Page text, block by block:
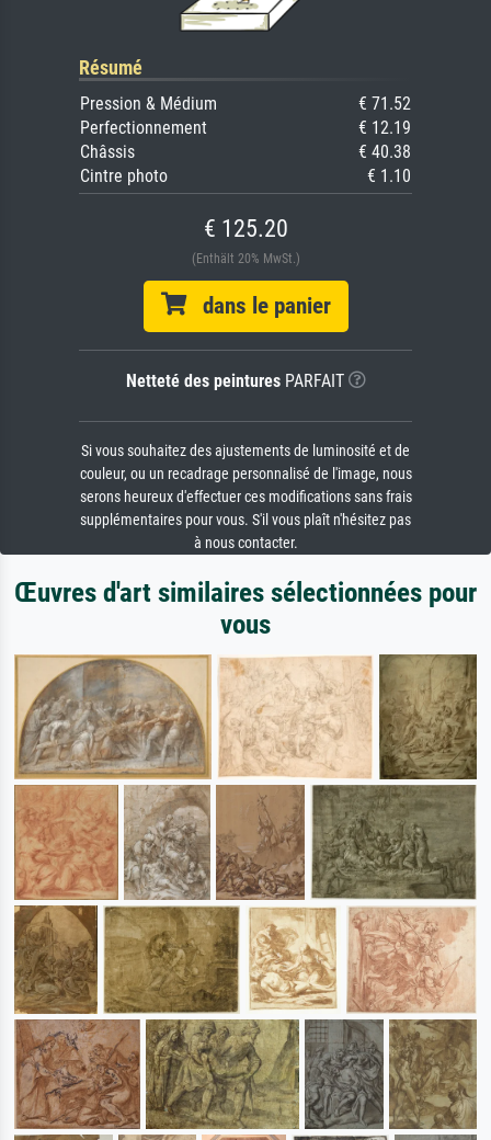
Résumé
Pression & Médium
€ 71.52
Perfectionnement
€ 12.19
Châssis
€ 40.38
Cintre photo
€ 1.10
€ 125.20
(Enthält 20% MwSt.)
dans le panier
Netteté des peinturesPARFAIT
Si vous souhaitez des ajustements de luminosité et de
couleur, ou un recadrage personnalisé de l'image, nous
serons heureux d'effectuer ces modifications sans frais
supplémentaires pour vous. S'il vous plaît n'hésitez pas
à nous contacter.
Œuvres d'art similaires sélectionnées pour
vous